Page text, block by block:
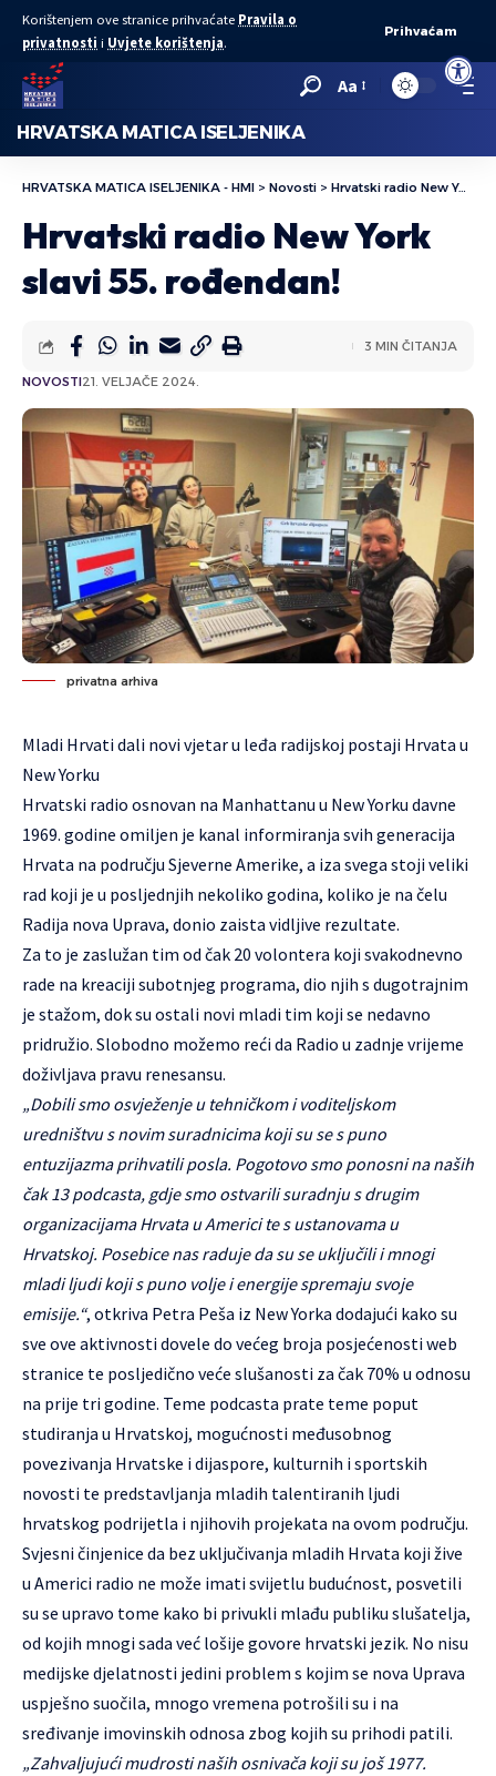
Open
Korištenjem ove stranice prihvaćate Pravila o
privatnosti i Uvjete korištenja.
Prihvaćam
Aa
HRVATSKA MATICA ISELJENIKA
HRVATSKA MATICA ISELJENIKA - HMI > Novosti > Hrvatski radio New York slavi 55. rođendan!
Hrvatski radio New York
slavi 55. rođendan!
NOVOSTI21. VELJAČE 2024.
3 MIN ČITANJA
privatna arhiva
Mladi Hrvati dali novi vjetar u leđa radijskoj postaji Hrvata u
New Yorku
Hrvatski radio osnovan na Manhattanu u New Yorku davne
1969. godine omiljen je kanal informiranja svih generacija
Hrvata na području Sjeverne Amerike, a iza svega stoji veliki
rad koji je u posljednjih nekoliko godina, koliko je na čelu
Radija nova Uprava, donio zaista vidljive rezultate.
Za to je zaslužan tim od čak 20 volontera koji svakodnevno
rade na kreaciji subotnjeg programa, dio njih s dugotrajnim
je stažom, dok su ostali novi mladi tim koji se nedavno
pridružio. Slobodno možemo reći da Radio u zadnje vrijeme
doživljava pravu renesansu.
„Dobili smo osvježenje u tehničkom i voditeljskom
uredništvu s novim suradnicima koji su se s puno
entuzijazma prihvatili posla. Pogotovo smo ponosni na naših
čak 13 podcasta, gdje smo ostvarili suradnju s drugim
organizacijama Hrvata u Americi te s ustanovama u
Hrvatskoj. Posebice nas raduje da su se uključili i mnogi
mladi ljudi koji s puno volje i energije spremaju svoje
emisije.“, otkriva Petra Peša iz New Yorka dodajući kako su
sve ove aktivnosti dovele do većeg broja posjećenosti web
stranice te posljedično veće slušanosti za čak 70% u odnosu
na prije tri godine. Teme podcasta prate teme poput
studiranja u Hrvatskoj, mogućnosti međusobnog
povezivanja Hrvatske i dijaspore, kulturnih i sportskih
novosti te predstavljanja mladih talentiranih ljudi
hrvatskog podrijetla i njihovih projekata na ovom području.
Svjesni činjenice da bez uključivanja mladih Hrvata koji žive
u Americi radio ne može imati svijetlu budućnost, posvetili
su se upravo tome kako bi privukli mlađu publiku slušatelja,
od kojih mnogi sada već lošije govore hrvatski jezik. No nisu
medijske djelatnosti jedini problem s kojim se nova Uprava
uspješno suočila, mnogo vremena potrošili su i na
sređivanje imovinskih odnosa zbog kojih su prihodi patili.
„Zahvaljujući mudrosti naših osnivača koji su još 1977.